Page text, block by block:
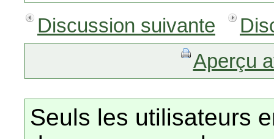
Discussion suivante
Aperçu
Seuls les utilisateurs